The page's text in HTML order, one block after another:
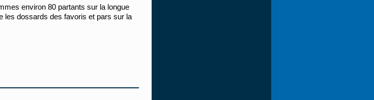
environ 80 partants sur la longue
les dossards des favoris et pars sur la